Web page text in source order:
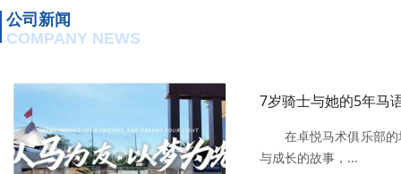
公司新闻
COMPANY NEWS
7岁骑士与她的5年马
在卓悦马术俱乐部
与成长的故事，...